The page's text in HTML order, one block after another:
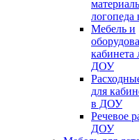
Мебель и
кабинета
ДОУ
для
в ДОУ
Речевое
ДОУ